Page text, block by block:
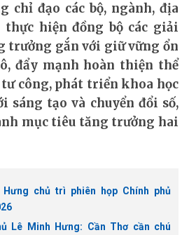
chỉ đạo các bộ, ngành, địa
hiện đồng bộ các giải
trưởng gắn với giữ vững ổn
đẩy mạnh hoàn thiện thể
công, phát triển khoa học
sáng tạo và chuyển đổi số,
mục tiêu tăng trưởng hai
chủ trì phiên họp Chính phủ
Lê Minh Hưng: Cần Thơ cần chú